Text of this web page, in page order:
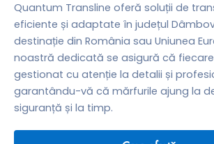
Quantum Transline oferă soluții de
eficiente și adaptate în județul
destinație din România sau Uniunea
noastră dedicată se asigură că
gestionat cu atenție la detalii și
garantându-vă că mărfurile ajung la
siguranță și la timp.